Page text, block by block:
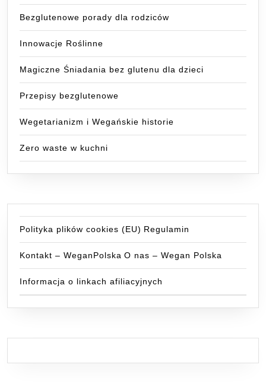
Bezglutenowe porady dla rodziców
Innowacje Roślinne
Magiczne Śniadania bez glutenu dla dzieci
Przepisy bezglutenowe
Wegetarianizm i Wegańskie historie
Zero waste w kuchni
Polityka plików cookies (EU) Regulamin
Kontakt – WeganPolska O nas – Wegan Polska
Informacja o linkach afiliacyjnych